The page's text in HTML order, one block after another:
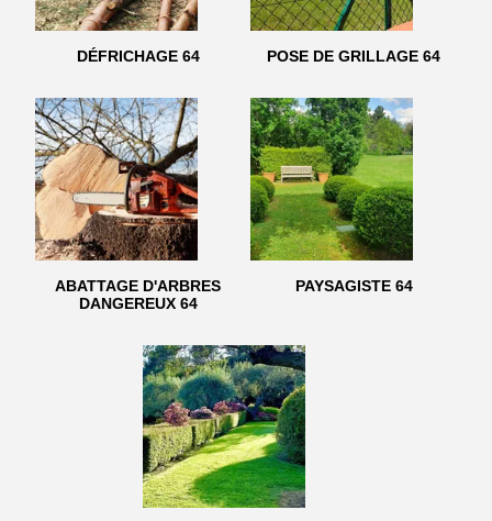
DÉFRICHAGE 64 POSE DE GRILLAGE 64
ABATTAGE D'ARBRES
DANGEREUX 64
PAYSAGISTE 64